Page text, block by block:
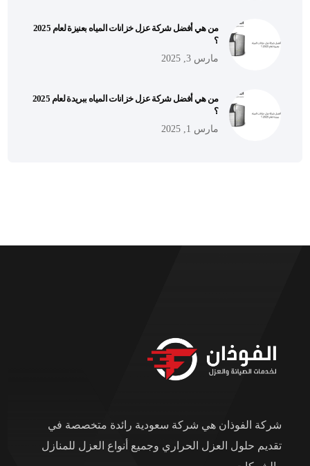
من هي أفضل شركة عزل خزانات المياه بعنيزة لعام 2025
؟
مارس 3, 2025
من هي أفضل شركة عزل خزانات المياه ببريدة لعام 2025
؟
مارس 1, 2025
شركة الفوذان هي شركة سعودية رائدة متخصصة في
تقديم حلول العزل الحراري وجميع أنواع العزل للمنازل